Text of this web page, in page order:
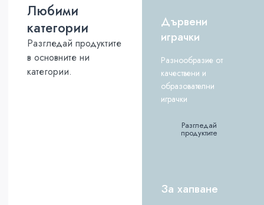
Любими
категории
Разгледай продуктите
в основните ни
категории.
Дървени
играчки
Разнообразие от
качествени и
образователни
играчки
Разгледай
продуктите
За хапване